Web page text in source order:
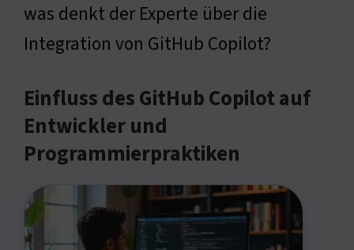
was denkt der Experte über die
Integration von GitHub Copilot?
Einfluss des GitHub Copilot auf
Entwickler und
Programmierpraktiken